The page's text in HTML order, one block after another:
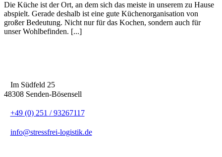
Die Küche ist der Ort, an dem sich das meiste in unserem zu Hause
abspielt. Gerade deshalb ist eine gute Küchenorganisation von
großer Bedeutung. Nicht nur für das Kochen, sondern auch für
unser Wohlbefinden. [...]
Im Südfeld 25
48308 Senden-Bösensell
+49 (0) 251 / 93267117
info@stressfrei-logistik.de